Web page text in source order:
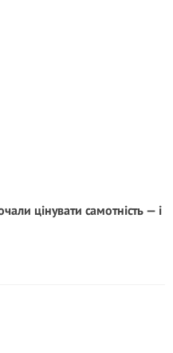
цінувати самотність — і